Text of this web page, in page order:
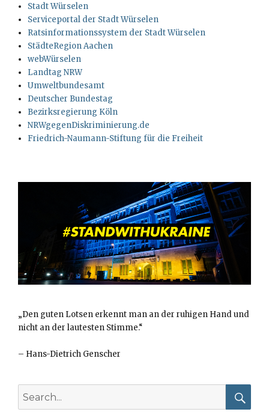
Stadt Würselen
Serviceportal der Stadt Würselen
Ratsinformationssystem der Stadt Würselen
StädteRegion Aachen
webWürselen
Landtag NRW
Umweltbundesamt
Deutscher Bundestag
Bezirksregierung Köln
NRWgegenDiskriminierung.de
Friedrich-Naumann-Stiftung für die Freiheit
„Den guten Lotsen erkennt man an der ruhigen Hand und
nicht an der lautesten Stimme.“
– Hans-Dietrich Genscher
for: